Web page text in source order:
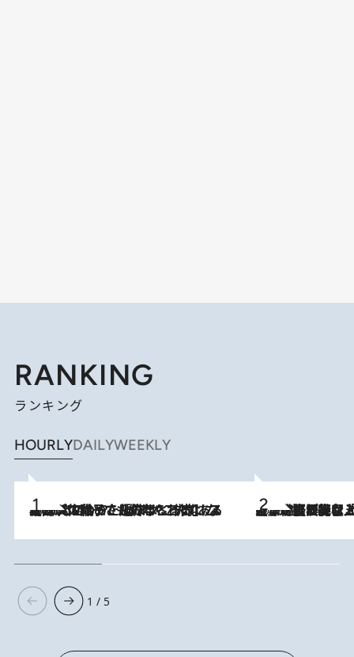
RANKING
ランキング
HOURLYDAILYWEEKLY
2026.8.5
【阿川佐和子さんの年とる力】なぜ70代で始めた趣味は“こんなに楽しい”のか？ ピアノ、俳句…スランプに陥っても続けられる“ある秘訣”とは 2026.8.5
【なぜ吉沢亮は「気配を消せる」のか？】興行収入208億の『国宝』を経て挑むミュージカル『ディア・エヴァン・ハンセン』。トップ俳優が舞台上でさらけ出した“孤独”とは
1 / 5